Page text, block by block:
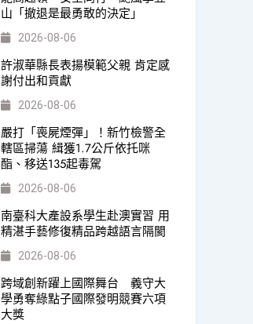
山「撤退是最勇敢的決定」
2026-08-06
許淑華縣長表揚模範父親 肯定感
謝付出和貢獻
2026-08-06
嚴打「喪屍煙彈」！新竹檢警全
轄區掃蕩 緝獲1.7公斤依托咪
酯、移送135起毒駕
2026-08-06
南臺科大產設系學生赴澳實習 用
精湛手藝修復精品跨越語言隔閡
2026-08-06
跨域創新躍上國際舞台 義守大
學勇奪綠點子國際發明競賽六項
大獎